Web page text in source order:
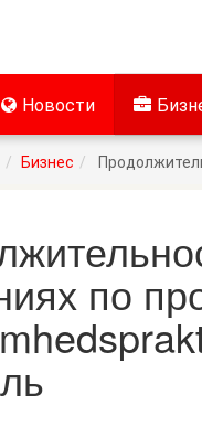
Новости
Бизнес
по